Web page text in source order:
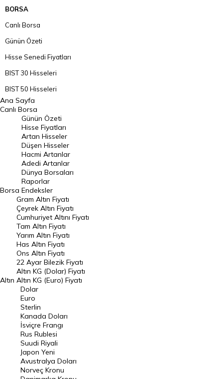
BORSA
Canlı Borsa
Günün Özeti
Hisse Senedi Fiyatları
BIST 30 Hisseleri
BIST 50 Hisseleri
BIST 100 Hisseleri
En Çok Artan Hisseler
En Çok Düşen Hisseler
Hacmi Artanlar
Geçmiş Kapanışlar
Dünya Borsaları
Raporlar
Endeksler
DÖVİZ
Döviz Kuru
Dolar Kuru
Euro Kuru
Pound Kuru
Frank Kuru
Riyal Kuru
Avustralya Doları
Danimarka Kronu Kuru
Ana Sayfa
Canlı Borsa
Borsa
Günün Özeti
Hisse Fiyatları
Artan Hisseler
Düşen Hisseler
Hacmi Artanlar
Adedi Artanlar
Dünya Borsaları
Raporlar
Endeksler
Altın
Gram Altın Fiyatı
Çeyrek Altın Fiyatı
Cumhuriyet Altını Fiyatı
Tam Altın Fiyatı
Yarım Altın Fiyatı
Has Altın Fiyatı
Ons Altın Fiyatı
22 Ayar Bilezik Fiyatı
Altın KG (Dolar) Fiyatı
Altın KG (Euro) Fiyatı
Dolar
Euro
Sterlin
Kanada Doları
İsviçre Frangı
Rus Rublesi
Suudi Riyali
Japon Yeni
Avustralya Doları
Norveç Kronu